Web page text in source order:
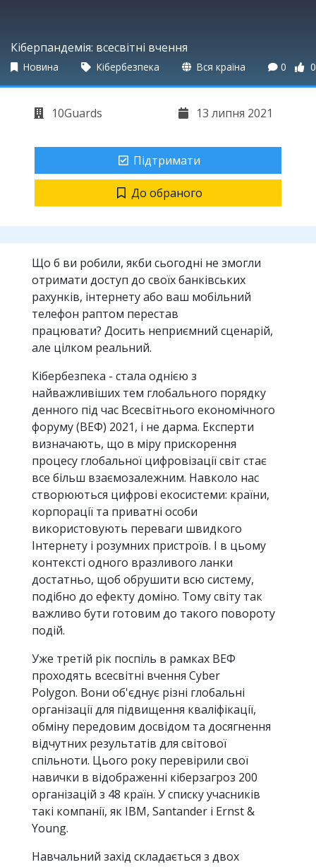
Кіберпандемія: всесвітні вчення
Новина Кібербезпека Вся країна 0 0
10Guards 13 липня 2021
Підтримати
До обраного
Що б ви робили, якби сьогодні не змогли
отримати доступ до своїх банківських
рахунків, інтернету або ваш мобільний
телефон раптом перестав
працювати? Досить неприємний сценарій,
але цілком реальний.
Кібербезпека - стала однією з
найважливіших тем глобального порядку
денного під час Всесвітнього економічного
форуму (ВЕФ) 2021, і не дарма. Експерти
визначають, що в міру прискорення
процесу глобальної цифровізації світ стає
все більш взаємозалежним. Навколо нас
створюються цифрові екосистеми: країни,
корпорації та приватні особи
використовують переваги швидкого
Інтернету і розумних пристроїв. І в цьому
контексті одного вразливого ланки
достатньо, щоб обрушити всю систему,
подібно до ефекту доміно. Тому світу так
важливо бути готовим до такого повороту
подій.
Уже третій рік поспіль в рамках ВЕФ
проходять всесвітні вчення Cyber ​​
Polygon. Вони об'єднує різні глобальні
організації для підвищення кваліфікації,
обміну передовим досвідом та досягнення
відчутних результатів для світової
спільноти. Цього року перевірили свої
навички в відображенні кіберзагроз 200
організацій з 48 країн. У списку учасників
такі компанії, як IBM, Santander і Ernst &
Young.
Навчальний захід складається з двох